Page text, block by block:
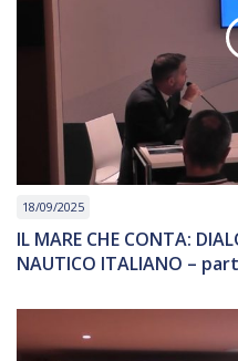
18/09/2025
IL MARE CHE CONTA:
NAUTICO ITALIANO –